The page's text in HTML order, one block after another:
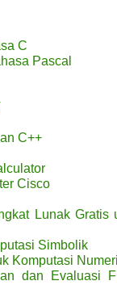
C
Pascal
C++
Cisco
Lunak Gratis
Simbolik
Komputasi
dan Evaluasi